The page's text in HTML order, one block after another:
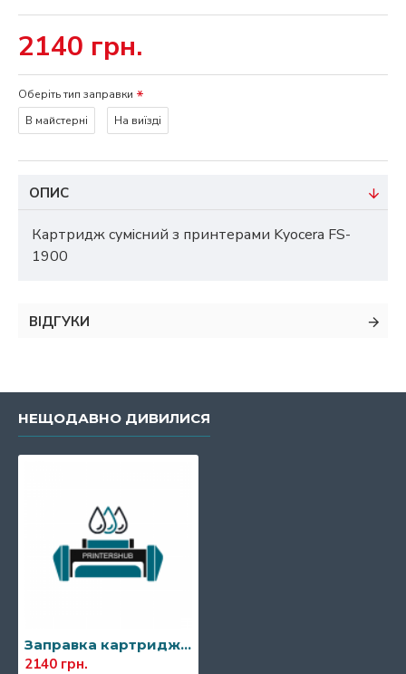
2140 грн.
Оберіть тип заправки
В майстерні
На виїзді
ОПИС
Картридж сумісний з принтерами Kyocera FS-
1900
ВІДГУКИ
НЕЩОДАВНО ДИВИЛИСЯ
Заправка картриджа Kyocera TK-50
2140 грн.